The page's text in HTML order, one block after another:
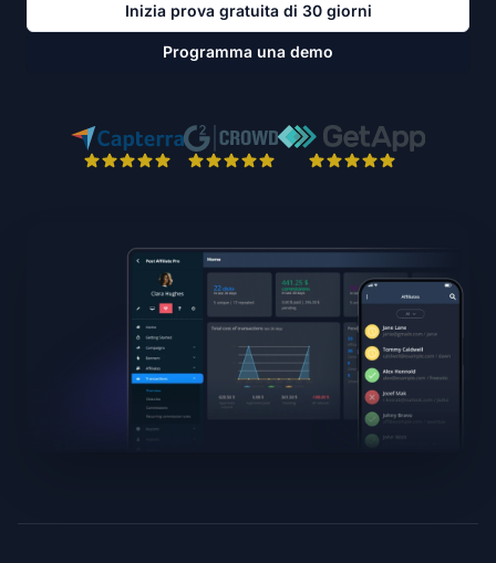
Inizia prova gratuita di 30 giorni
Programma una demo